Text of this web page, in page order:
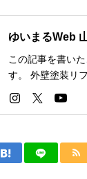
ゆいまるWeb
この記事を書い
す。 外壁塗装リ
国パートナー業
ぐお問い合わせく